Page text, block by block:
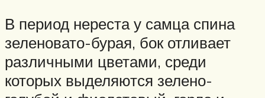
В период нереста у самца спина
зеленовато-бурая, бок отливает
различными цветами, среди
которых выделяются зелено-